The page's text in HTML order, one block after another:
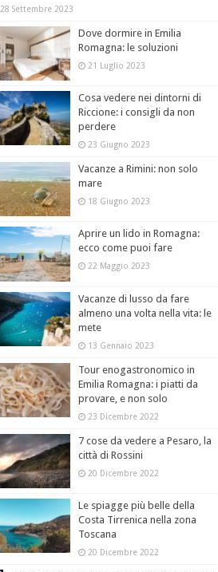
28 Settembre 2023
Dove dormire in Emilia
Romagna: le soluzioni
21 Luglio 2023
Cosa vedere nei dintorni di
Riccione: i consigli da non
perdere
23 Giugno 2023
Vacanze a Rimini: non solo
mare
18 Giugno 2023
Aprire un lido in Romagna:
ecco come puoi fare
22 Maggio 2023
Vacanze di lusso da fare
almeno una volta nella vita: le
mete
13 Gennaio 2023
Tour enogastronomico in
Emilia Romagna: i piatti da
provare, e non solo
23 Dicembre 2022
7 cose da vedere a Pesaro, la
città di Rossini
20 Dicembre 2022
Le spiagge più belle della
Costa Tirrenica nella zona
Toscana
20 Dicembre 2022